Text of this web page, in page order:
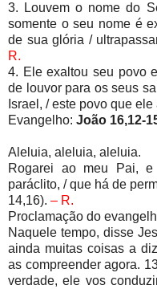
3. Louvem o nome do
somente o seu nome é
de sua glória /
R.
4. Ele exaltou seu povo
de louvor para os seus
Israel, / este povo que
Evangelho: João 16,12-
Aleluia, aleluia, aleluia.
Rogarei ao meu Pai,
paráclito, / que há de
14,16). – R.
Proclamação do
Naquele tempo, disse
ainda muitas coisas a
as compreender agora.
verdade, ele vos